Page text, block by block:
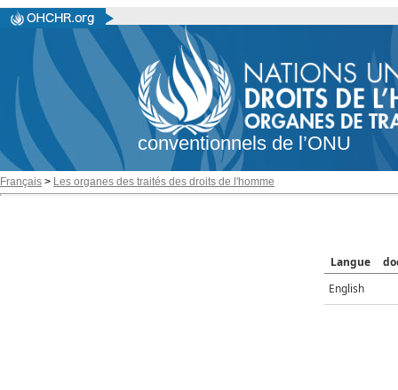
conventionnels de l’ONU
Français > Les organes des traités des droits de l'homme
Langue
English